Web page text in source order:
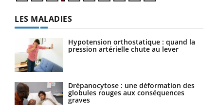
LES MALADIES
Hypotension orthostatique : quand la
pression artérielle chute au lever
Drépanocytose : une déformation des
globules rouges aux conséquences
graves